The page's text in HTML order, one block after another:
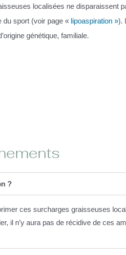
localisées ne disparaissent
du sport (voir page « lipoaspiration »).
génétique, familiale.
?
ces surcharges graisseuses
il n’y aura pas de récidive de ces